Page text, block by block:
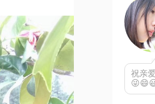
祝亲